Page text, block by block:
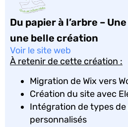
Du papier à l’arbre –
une belle création
Voir le site web
À retenir de cette création :
Migration de Wix vers
Création du site avec
Intégration de types
personnalisés